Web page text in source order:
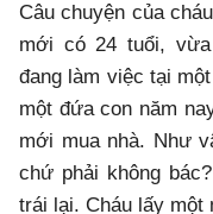
Câu chuyện của
mới có 24 tuổi,
đang làm việc tại
một đứa con năm
mới mua nhà. Như
chứ phải không
trái lại. Cháu lấy